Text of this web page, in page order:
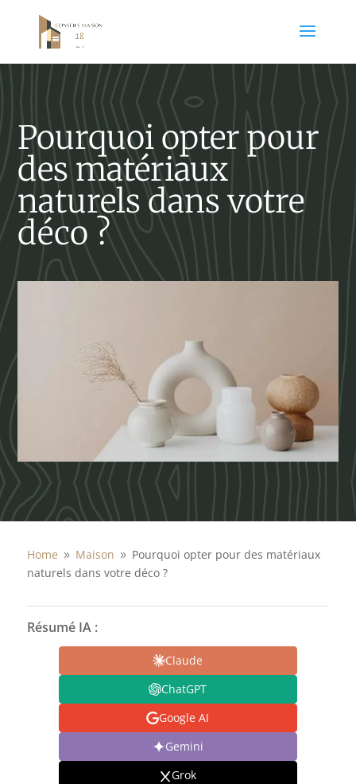
Pourquoi opter pour
des matériaux
naturels dans votre
déco ?
Home 9 Maison 9 Pourquoi opter pour des matériaux
naturels dans votre déco ?
Résumé IA :
Claude
ChatGPT
Google AI
Gemini
Grok